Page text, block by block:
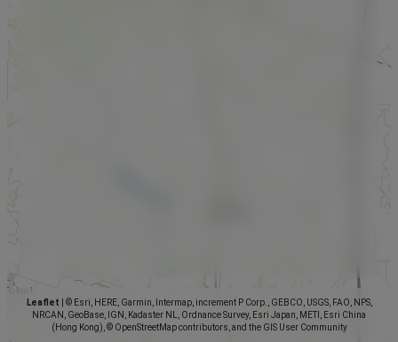
Leaflet
© Esri, HERE, Garmin, Intermap, increment P Corp., GEBCO, USGS, FAO, NPS,
NRCAN, GeoBase, IGN, Kadaster NL, Ordnance Survey, Esri Japan, METI, Esri China
(Hong Kong), © OpenStreetMap contributors, and the GIS User Community